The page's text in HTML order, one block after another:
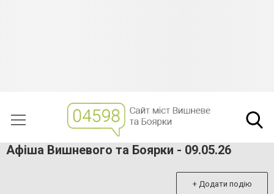
Афіша Вишневого та Боярки - 09.05.26
+ Додати подію